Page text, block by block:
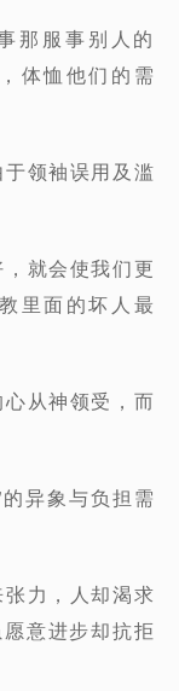
那服事别人的
体恤他们的需
领袖误用及滥
就会使我们更
里面的坏人最
从神领受，而
异象与负担需
力，人却渴求
意进步却抗拒